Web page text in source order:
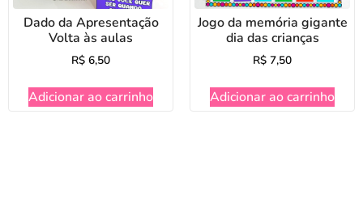
Dado da Apresentação
Volta às aulas
R$ 6,50
Adicionar ao carrinho
Jogo da memória gigante
dia das crianças
R$ 7,50
Adicionar ao carrinho